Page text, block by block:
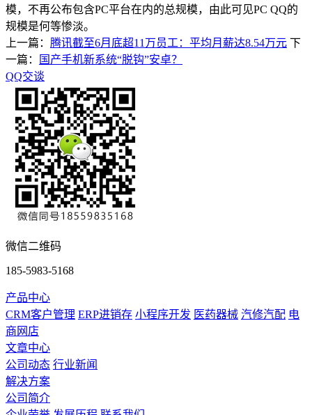
模，不再公布包含PC平台在内的总规模，由此可见PC QQ的
规模是何等惨淡。
上一篇： 腾讯截至6月底超11万员工：平均月薪达8.54万元 下
一篇：
国产手机新系统“脱钩”安卓？
QQ交谈
微信二维码
185-5983-5168
产品中心
CRM客户管理 ERP进销存 小程序开发 医药器械 汽修汽配 电
商网店
文章中心
公司动态 行业新闻
解决方案
公司简介